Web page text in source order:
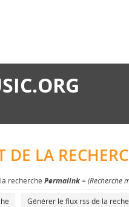
DE LA
recherche Permalink= (Recherche
Générer le flux rss de la